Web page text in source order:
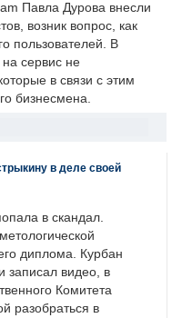
Павла Дурова внесли
возник вопрос, как
пользователей. В
сервис не
в связи с этим
бизнесмена.
в деле своей
в скандал.
диплома. Курбан
записал видео, в
Комитета
разобраться в